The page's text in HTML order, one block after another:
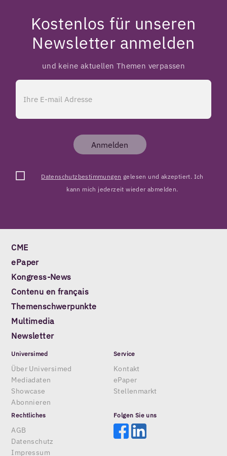
Kostenlos für unseren
Newsletter anmelden
und keine aktuellen Themen verpassen
Anmelden
Datenschutzbestimmungen gelesen und akzeptiert. Ich
kann mich jederzeit wieder abmelden.
CME
ePaper
Kongress-News
Contenu en français
Themenschwerpunkte
Multimedia
Newsletter
Universimed
Über Universimed
Mediadaten
Showcase
Abonnieren
Service
Kontakt
ePaper
Stellenmarkt
Rechtliches
AGB
Datenschutz
Impressum
Folgen Sie uns